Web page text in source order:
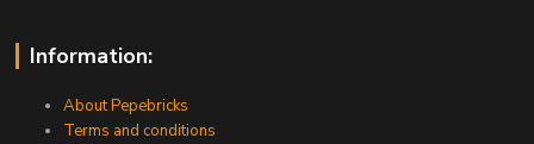
Information:
About Pepebricks
Terms and conditions